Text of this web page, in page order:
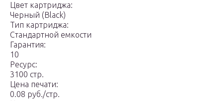
Цвет картриджа:
Черный (Black)
Тип картриджа:
Стандартной емкости
Гарантия:
10
Ресурс:
3100 стр.
Цена печати:
0.08 руб./стр.